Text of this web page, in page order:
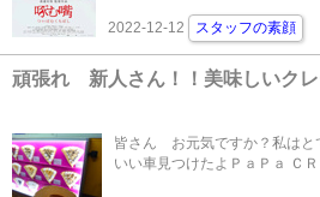
2022-12-12 スタッフの素顔
頑張れ 新人さん！！美味しいク
皆さん お元気ですか？私は
いい車見つけたよＰａＰａ Ｃ